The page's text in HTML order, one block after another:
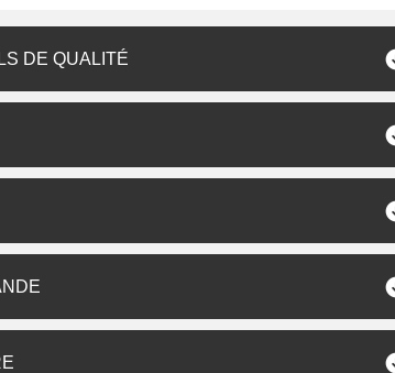
DE QUALITÉ